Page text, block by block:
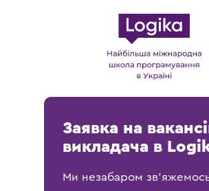
Заявка на
викладача в
Ми незабаром